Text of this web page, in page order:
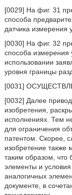
[0029] На фиг. 31
способа
датчика измерения
[0030] На фиг. 32
способа измерения
использовании
уровня границы
[0031]
[0032] Далее
изобретения,
исполнениях. Тем
для ограничения
патентом. Скорее,
изобретение также
таким образом, что
элементы и
аналогичных
документе, в